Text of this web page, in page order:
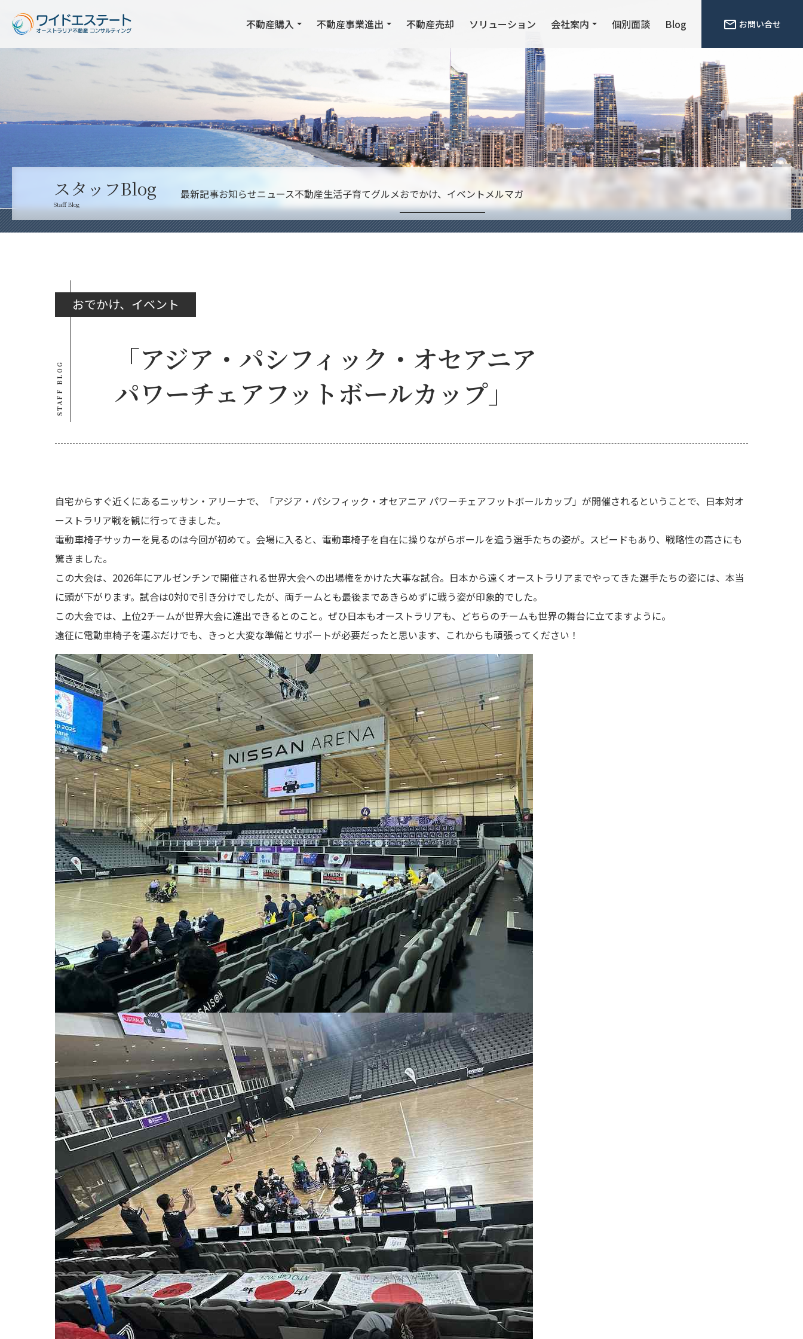
不動産購入 不動産事業進出 不動産売却 ソリューション 会社案内 個別面談 Blog お問い合せ
スタッフBlog
Staff Blog
最新記事お知らせニュース不動産生活子育てグルメおでかけ、イベント メルマガ
おでかけ、イベント
STAFF BLOG
「アジア・パシフィック・オセアニア
パワーチェアフットボールカップ」
自宅からすぐ近くにあるニッサン・アリーナで、「アジア・パシフィック・オセアニア パワーチェアフットボールカップ」が開催されるということで、日本対オ
ーストラリア戦を観に行ってきました。
電動車椅子サッカーを見るのは今回が初めて。会場に入ると、電動車椅子を自在に操りながらボールを追う選手たちの姿が。スピードもあり、戦略性の高さにも
驚きました。
この大会は、2026年にアルゼンチンで開催される世界大会への出場権をかけた大事な試合。日本から遠くオーストラリアまでやってきた選手たちの姿には、本当
に頭が下がります。試合は0対0で引き分けでしたが、両チームとも最後まであきらめずに戦う姿が印象的でした。
この大会では、上位2チームが世界大会に進出できるとのこと。ぜひ日本もオーストラリアも、どちらのチームも世界の舞台に立てますように。
遠征に電動車椅子を運ぶだけでも、きっと大変な準備とサポートが必要だったと思います、これからも頑張ってください！